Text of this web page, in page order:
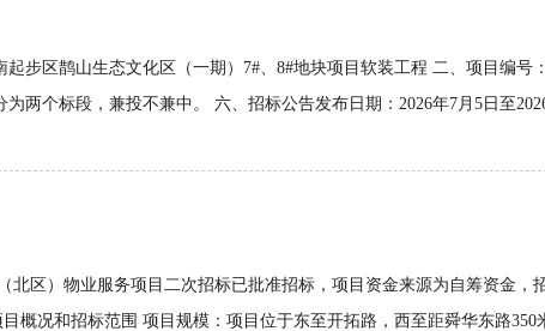
步区鹊山生态文化区（一期）7#、8#地块项目软装工程 二、项目编号
个标段，兼投不兼中。 六、招标公告发布日期：2026年7月5日至
北区）物业服务项目二次招标已批准招标，项目资金来源为自筹资金，
况和招标范围 项目规模：项目位于东至开拓路，西至距舜华东路350